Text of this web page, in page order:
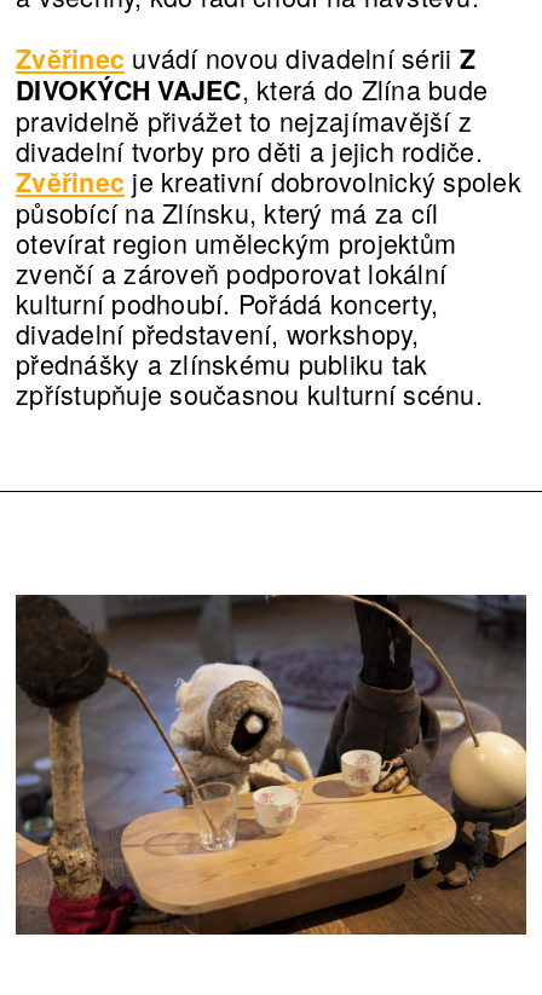
Zvěřinec uvádí novou divadelní sérii Z
DIVOKÝCH VAJEC, která do Zlína bude
pravidelně přivážet to nejzajímavější z
divadelní tvorby pro děti a jejich rodiče.
Zvěřinec je kreativní dobrovolnický spolek
působící na Zlínsku, který má za cíl
otevírat region uměleckým projektům
zvenčí a zároveň podporovat lokální
kulturní podhoubí. Pořádá koncerty,
divadelní představení, workshopy,
přednášky a zlínskému publiku tak
zpřístupňuje současnou kulturní scénu.